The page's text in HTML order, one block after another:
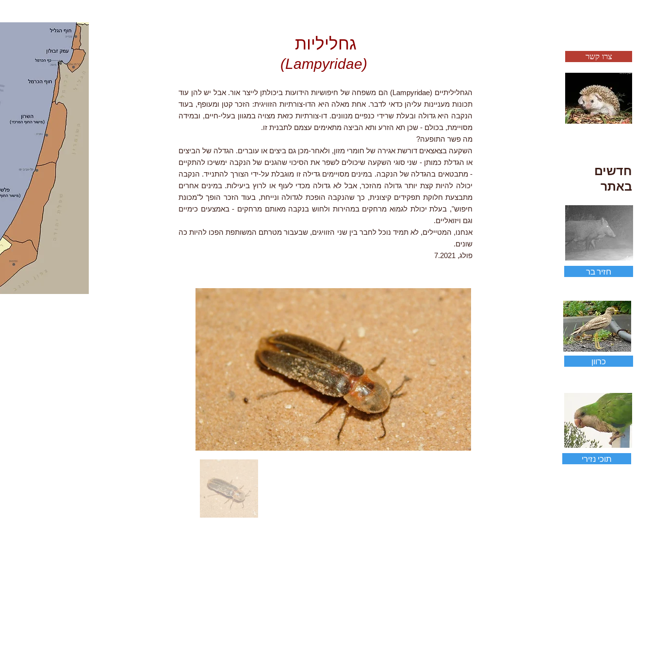
גחליליות
(Lampyridae)
הגחליליתיים (Lampyridae) הם משפחה של חיפושיות הידועות ביכולתן לייצר אור. אבל יש להן עוד
תכונות מעניינות עליהן כדאי לדבר. אחת מאלה היא הדו-צורתיות הזוויגית: הזכר קטן ומעופף, בעוד
הנקבה היא גדולה ובעלת שרידי כנפיים מנוונים. דו-צורתיות כזאת מצויה במגוון בעלי-חיים, ובמידה
מסויימת, בכולם - שכן תא הזרע ותא הביצה מתאימים עצמם לתבנית זו.
מה פשר התופעה?
השקעה בצאצאים דורשת אגירה של חומרי מזון, ולאחר-מכן גם ביצים או עוברים. הגדלה של הביצים
או הגדלת כמותן - שני סוגי השקעה שיכולים לשפר את הסיכוי שהגנים של הנקבה ימשיכו להתקיים
- מתבטאים בהגדלה של הנקבה. במינים מסויימים גדילה זו מוגבלת על-ידי הצורך להתנייד. הנקבה
יכולה להיות קצת יותר גדולה מהזכר, אבל לא גדולה מכדי לעוף או לרוץ ביעילות. במינים אחרים
מתבצעת חלוקת תפקידים קיצונית, כך שהנקבה הופכת לגדולה ונייחת, בעוד הזכר הופך ל"מכונת
חיפוש", בעלת יכולת לגמוא מרחקים במהירות ולחוש בנקבה מאותם מרחקים - באמצעים כימיים
וגם ויזואליים.
אנחנו, המטיילים, לא תמיד נוכל לחבר בין שני הזוויגים, שבעבור מטרתם המשותפת הפכו להיות כה
שונים.
פולג, 7.2021
צרו קשר
כרוון
חזיר בר
חדשים
באתר
תוכי נזירי